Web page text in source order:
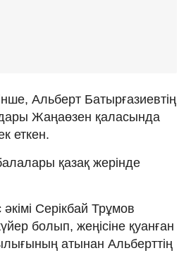
Альберт Батырғазиевтің
Жаңаөзен қаласында
еткен.
қазақ жерінде
Серікбай Трұмов
болып, жеңісіне қуанған
атынан Альберттің